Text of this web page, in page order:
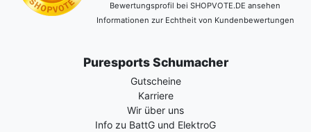
Bewertungsprofil bei SHOPVOTE.DE ansehen
Informationen zur Echtheit von Kundenbewertungen
Puresports Schumacher
Gutscheine
Karriere
Wir über uns
Info zu BattG und ElektroG